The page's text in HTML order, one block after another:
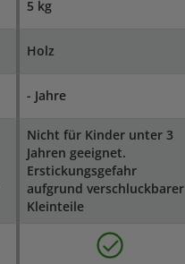
5 kg
Holz
- Jahre
Nicht für Kinder unter 3
Jahren geeignet.
Erstickungsgefahr
aufgrund verschluckbarer
Kleinteile